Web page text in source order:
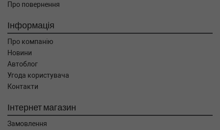
Про повернення
Інформація
Про компанію
Новини
Автоблог
Угода користувача
Контакти
Інтернет магазин
Замовлення